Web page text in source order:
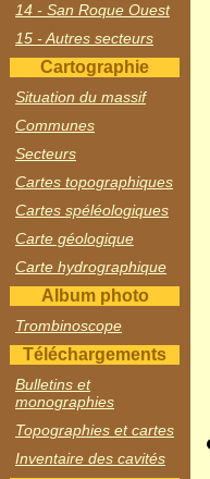
14 - San Roque Ouest
15 - Autres secteurs
Cartographie
Situation du massif
Communes
Secteurs
Cartes topographiques
Cartes spéléologiques
Carte géologique
Carte hydrographique
Album photo
Trombinoscope
Téléchargements
Bulletins et
monographies
Topographies et cartes
Inventaire des cavités